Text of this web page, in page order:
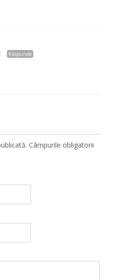
Răspunde
Câmpurile obligatorii